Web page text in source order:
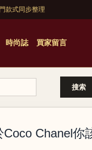
款式同步整理
時尚誌 買家留言
Chanel你